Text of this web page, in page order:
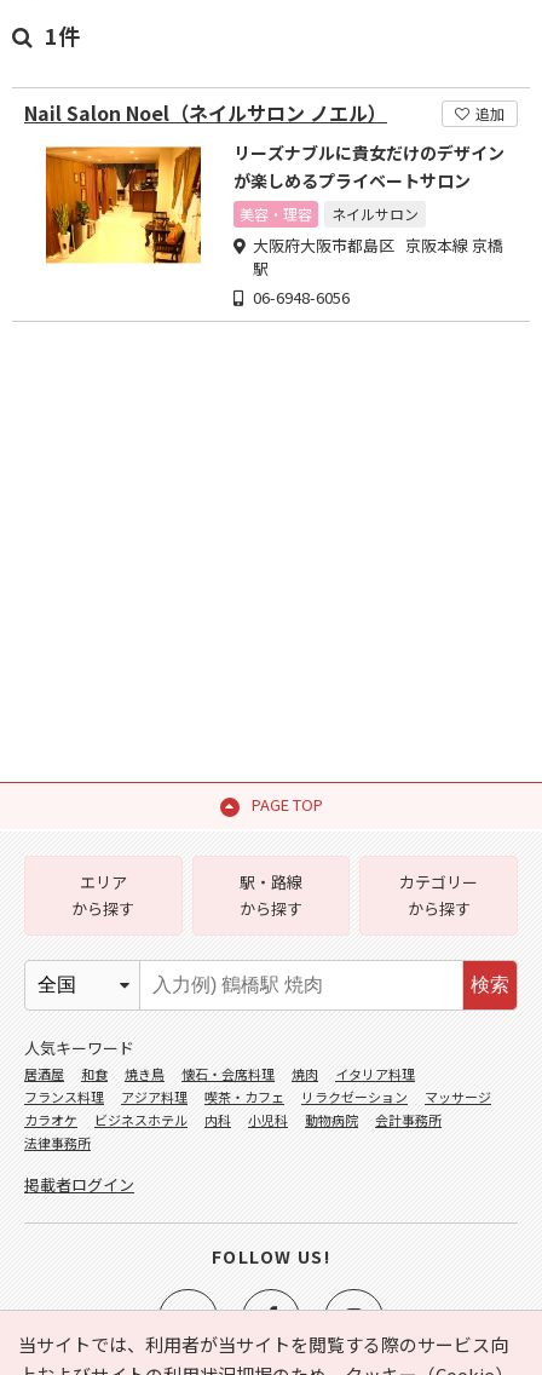
1件
Nail Salon Noel（ネイルサロン ノエル） 追加
リーズナブルに貴女だけのデザイン
が楽しめるプライベートサロン
美容・理容 ネイルサロン
大阪府大阪市都島区 京阪本線 京橋
駅
06-6948-6056
PAGE TOP
当サイトでは、利用者が当サイトを閲覧する際のサービス向
エリア
から探す
駅・路線
から探す
カテゴリー
から探す
検索
人気キーワード
居酒屋 和食 焼き鳥 懐石・会席料理 焼肉
イタリア料理
フランス料理
アジア料理 喫茶・カフェ リラクゼーション
マッサージ
カラオケ
ビジネスホテル 内科 小児科 動物病院
会計事務所
法律事務所
掲載者ログイン
FOLLOW US!